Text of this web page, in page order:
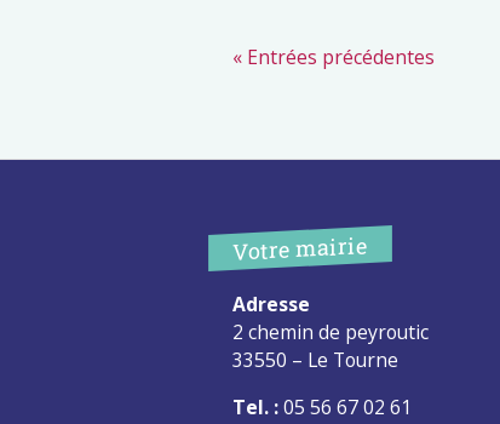
« Entrées précédentes
Votre mairie
Adresse
2 chemin de peyroutic
33550 – Le Tourne
Tel. :05 56 67 02 61